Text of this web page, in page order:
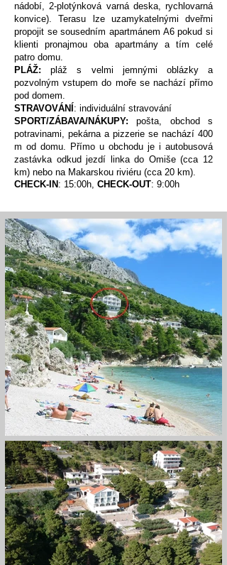
nádobí, 2-plotýnková varná deska, rychlovarná
konvice). Terasu lze uzamykatelnými dveřmi
propojit se sousedním apartmánem A6 pokud si
klienti pronajmou oba apartmány a tím celé
patro domu.
PLÁŽ:pláž s velmi jemnými oblázky a
pozvolným vstupem do moře se nachází přímo
pod domem.
STRAVOVÁNÍ : individuální stravování
SPORT/ZÁBAVA/NÁKUPY: pošta, obchod s
potravinami, pekárna a pizzerie se nachází 400
m od domu. Přímo u obchodu je i autobusová
zastávka odkud jezdí linka do Omiše (cca 12
km) nebo na Makarskou riviéru (cca 20 km).
CHECK-IN : 15:00h, CHECK-OUT: 9:00h​